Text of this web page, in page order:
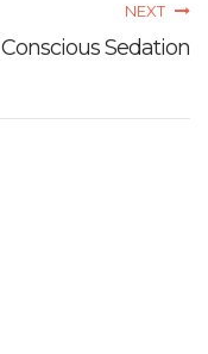
NEXT
Conscious Sedation